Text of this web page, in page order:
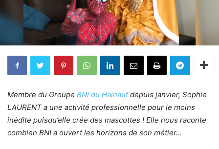
Membre du Groupe BNI du Hainautdepuis janvier, Sophie
LAURENT a une activité professionnelle pour le moins
inédite puisqu’elle crée des mascottes ! Elle nous raconte
combien BNI a ouvert les horizons de son métier…